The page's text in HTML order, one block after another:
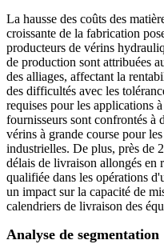
La hausse des coûts des
croissante de la fabrication
producteurs de vérins
de production sont attribuées
des alliages, affectant la
des difficultés avec les
requises pour les applications
fournisseurs sont confrontés à
vérins à grande course pour
industrielles. De plus, près de
délais de livraison allongés
qualifiée dans les opérations
un impact sur la capacité de
calendriers de livraison des
Analyse de segmentation